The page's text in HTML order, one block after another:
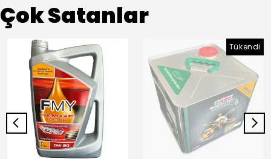
Çok Satanlar
Tükendi